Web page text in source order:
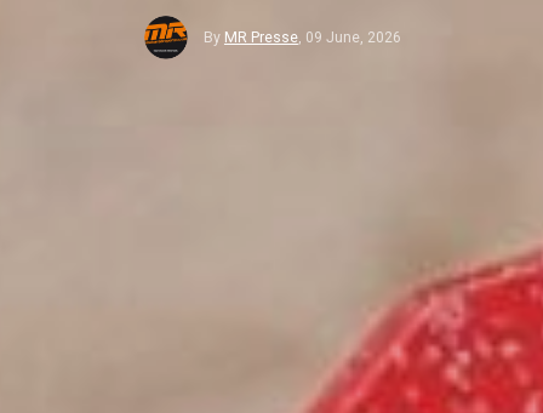
By MR Presse, 09 June, 2026